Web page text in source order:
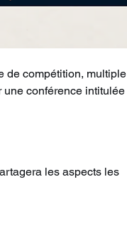
de compétition, multiple
une conférence intitulée
les aspects les